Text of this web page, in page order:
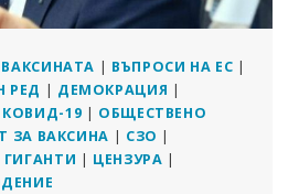
| ВЪПРОСИ НА ЕС |
РЕД | ДЕМОКРАЦИЯ |
КОВИД-19 | ОБЩЕСТВЕНО
ЗА ВАКСИНА | СЗО |
| ЦЕНЗУРА |